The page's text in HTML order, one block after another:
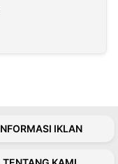
IKLAN